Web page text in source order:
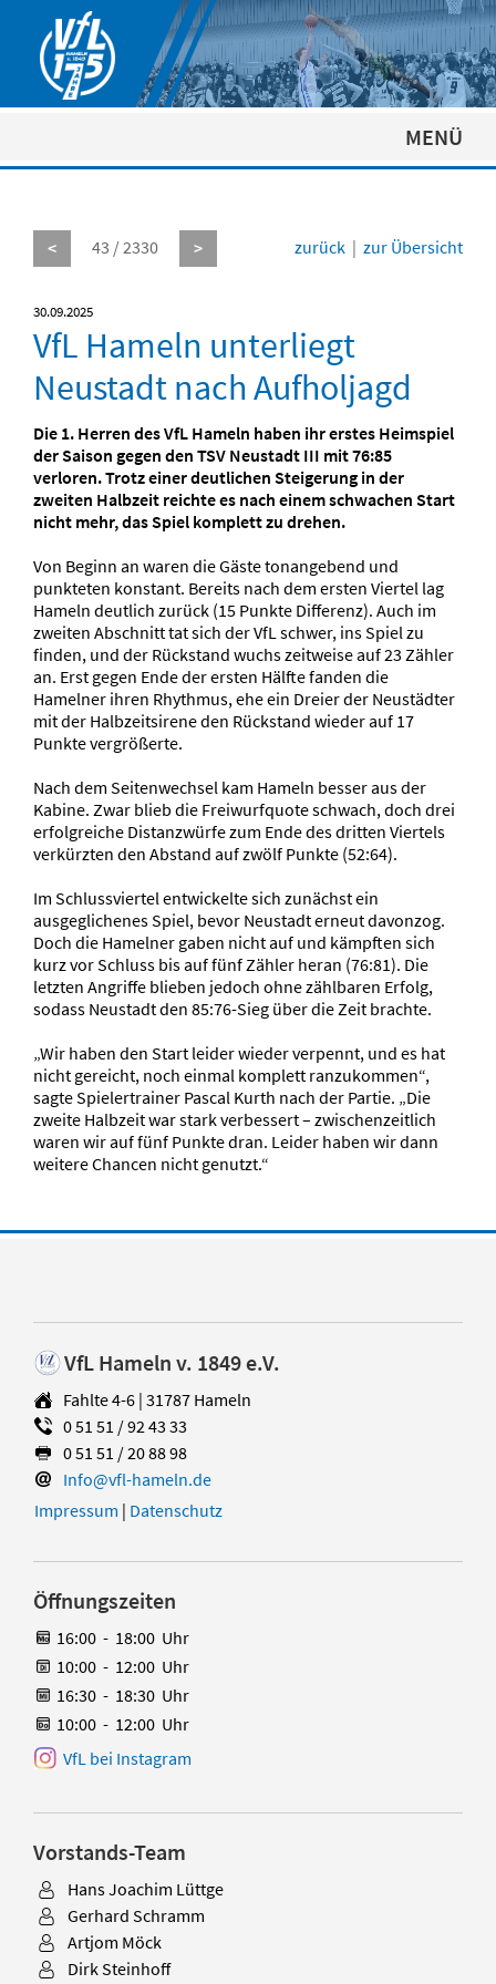
MENÜ
< 43 / 2330 > zurück | zur Übersicht
30.09.2025
VfL Hameln unterliegt
Neustadt nach Aufholjagd
Die 1. Herren des VfL Hameln haben ihr erstes Heimspiel
der Saison gegen den TSV Neustadt III mit 76:85
verloren. Trotz einer deutlichen Steigerung in der
zweiten Halbzeit reichte es nach einem schwachen Start
nicht mehr, das Spiel komplett zu drehen.
Von Beginn an waren die Gäste tonangebend und
punkteten konstant. Bereits nach dem ersten Viertel lag
Hameln deutlich zurück (15 Punkte Differenz). Auch im
zweiten Abschnitt tat sich der VfL schwer, ins Spiel zu
finden, und der Rückstand wuchs zeitweise auf 23 Zähler
an. Erst gegen Ende der ersten Hälfte fanden die
Hamelner ihren Rhythmus, ehe ein Dreier der Neustädter
mit der Halbzeitsirene den Rückstand wieder auf 17
Punkte vergrößerte.
Nach dem Seitenwechsel kam Hameln besser aus der
Kabine. Zwar blieb die Freiwurfquote schwach, doch drei
erfolgreiche Distanzwürfe zum Ende des dritten Viertels
verkürzten den Abstand auf zwölf Punkte (52:64).
Im Schlussviertel entwickelte sich zunächst ein
ausgeglichenes Spiel, bevor Neustadt erneut davonzog.
Doch die Hamelner gaben nicht auf und kämpften sich
kurz vor Schluss bis auf fünf Zähler heran (76:81). Die
letzten Angriffe blieben jedoch ohne zählbaren Erfolg,
sodass Neustadt den 85:76-Sieg über die Zeit brachte.
„Wir haben den Start leider wieder verpennt, und es hat
nicht gereicht, noch einmal komplett ranzukommen“,
sagte Spielertrainer Pascal Kurth nach der Partie. „Die
zweite Halbzeit war stark verbessert – zwischenzeitlich
waren wir auf fünf Punkte dran. Leider haben wir dann
weitere Chancen nicht genutzt.“
VfL Hameln v. 1849 e.V.
Fahlte 4-6 | 31787 Hameln
0 51 51 / 92 43 33
0 51 51 / 20 88 98
Info@vfl-hameln.de
Impressum | Datenschutz
Öffnungszeiten
16:00 - 18:00 Uhr
10:00 - 12:00 Uhr
16:30 - 18:30 Uhr
10:00 - 12:00 Uhr
VfL bei Instagram
Vorstands-Team
Hans Joachim Lüttge
Gerhard Schramm
Artjom Möck
Dirk Steinhoff